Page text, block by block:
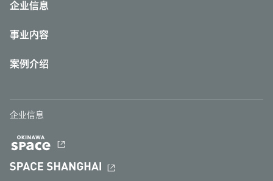
企业信息
事业内容
案例介绍
企业信息